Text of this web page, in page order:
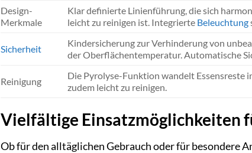
Design-
Merkmale
Klar definierte Linienführung, die sich
leicht zu reinigen ist. Integrierte Beleuchtung
Sicherheit
Kindersicherung zur Verhinderung von
der Oberflächentemperatur. Automatische
Reinigung
Die Pyrolyse-Funktion wandelt Essensreste
zudem leicht zu reinigen.
Vielfältige Einsatzmöglichkeiten
Ob für den alltäglichen Gebrauch oder für besondere